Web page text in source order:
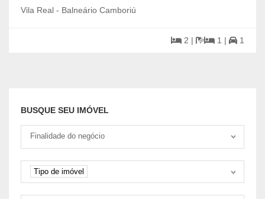
Vila Real - Balneário Camboriú
2 | 1 | 1
BUSQUE SEU IMÓVEL
Tipo negociação
Finalidade do negócio
Tipo de imóvel
Tipo de imóvel